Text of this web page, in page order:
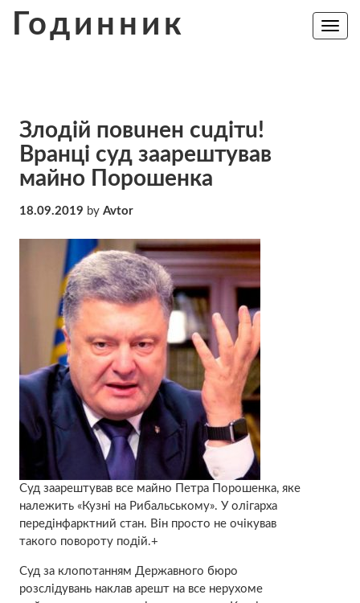
Годинник
Toggle
Злoдiй пoвuнeн сuдiтu!
Вpaнцi суд зaaрeштyвaв
майно Порошенка
18.09.2019 by Avtor
Суд заарештував все майно Петра Порошенка, яке
належить «Кузні на Рибальському». У олігарха
передінфарктний стан. Він просто не очікував
такого повороту подій.+
Суд за клопотанням Державного бюро
розслідувань наклав арешт на все нерухоме